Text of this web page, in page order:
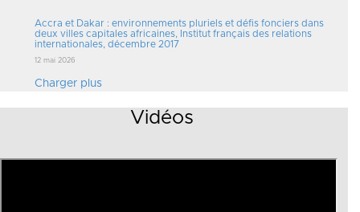
Accra et Dakar : environnements pluriels et défis fonciers dans
deux villes capitales africaines, Institut français des relations
internationales, décembre 2017
12 mai 2026
Charger plus
Vidéos